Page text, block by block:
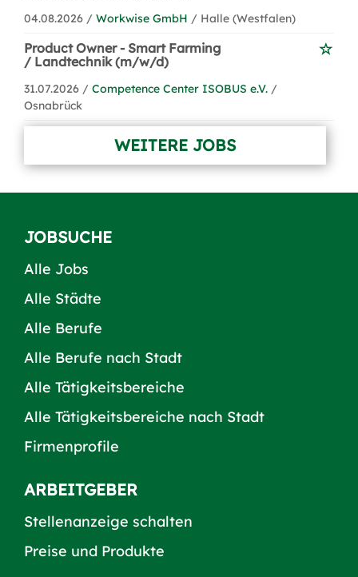
04.08.2026 / Workwise GmbH / Halle (Westfalen)
Product Owner - Smart Farming
/ Landtechnik (m/w/d)
31.07.2026 / Competence Center ISOBUS e.V. /
Osnabrück
WEITERE JOBS
JOBSUCHE
Alle Jobs
Alle Städte
Alle Berufe
Alle Berufe nach Stadt
Alle Tätigkeitsbereiche
Alle Tätigkeitsbereiche nach Stadt
Firmenprofile
ARBEITGEBER
Stellenanzeige schalten
Preise und Produkte